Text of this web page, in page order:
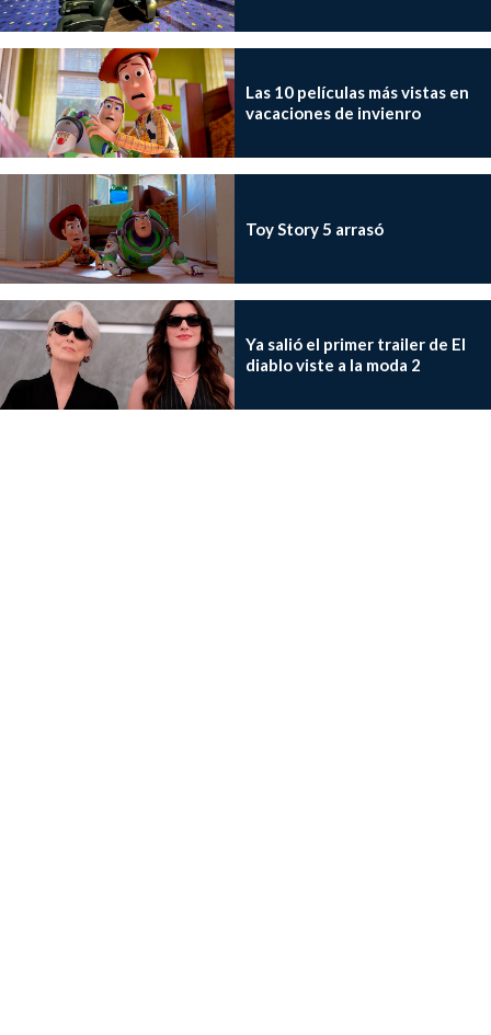
Las 10 películas más vistas en
vacaciones de invienro
Toy Story 5 arrasó
Ya salió el primer trailer de El
diablo viste a la moda 2